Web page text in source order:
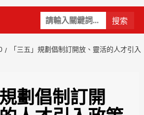
關
鍵
Primary
Menu
「三五」規劃倡制訂開放、靈活的人才引入
劃倡制訂開